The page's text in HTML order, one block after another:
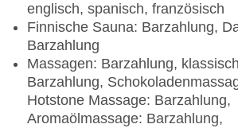
englisch, spanisch, französisch
Finnische Sauna: Barzahlung,
Barzahlung
Massagen: Barzahlung,
Barzahlung,
Hotstone Massage: Barzahlung,
Aromaölmassage: Barzahlung,